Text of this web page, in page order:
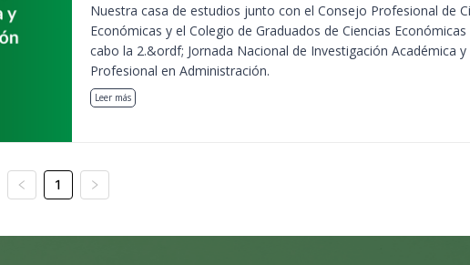
Nuestra casa de estudios junto con el Consejo Profesional de
Económicas y el Colegio de Graduados de Ciencias Económicas
cabo la 2.&ordf; Jornada Nacional de Investigación Académica y
Profesional en Administración.
Leer más
1